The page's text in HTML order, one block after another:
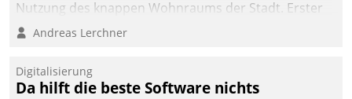
Nutzung des knappen Wohnraums der Stadt. Erster
Anwendungsfall für Datatrains Lösung API-Hub mit
Unternehmen.
Andreas Lerchner
Digitalisierung
Da hilft die beste Software nichts